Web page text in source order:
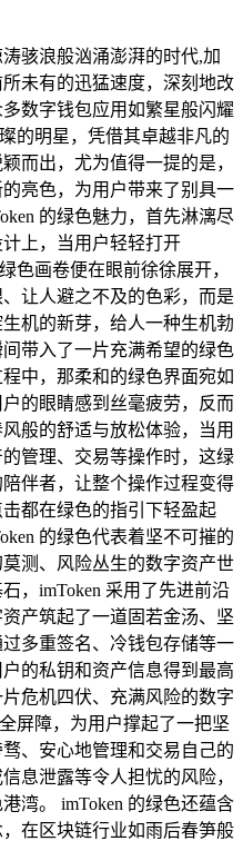
骇浪般汹涌澎湃的时代,加
未有的迅猛速度，深刻地改
数字钱包应用如繁星般闪耀
的明星，凭借其卓越非凡的
而出，尤为值得一提的是，
亮色，为用户带来了别具一
的绿色魅力，首先淋漓尽
上，当用户轻轻打开
色画卷便在眼前徐徐展开，
让人避之不及的色彩，而是
机的新芽，给人一种生机勃
带入了一片充满希望的绿色
中，那柔和的绿色界面宛如
的眼睛感到丝毫疲劳，反而
般的舒适与放松体验，当用
管理、交易等操作时，这绿
伴者，让整个操作过程变得
都在绿色的指引下轻盈起
的绿色代表着坚不可摧的
测、风险丛生的数字资产世
，imToken 采用了先进前沿
产筑起了一道固若金汤、坚
多重签名、冷钱包存储等一
的私钥和资产信息得到最高
危机四伏、充满风险的数字
屏障，为用户撑起了一把坚
、安心地管理和交易自己的
息泄露等令人担忧的风险，
湾。 imToken 的绿色还蕴含
在区块链行业如雨后春笋般